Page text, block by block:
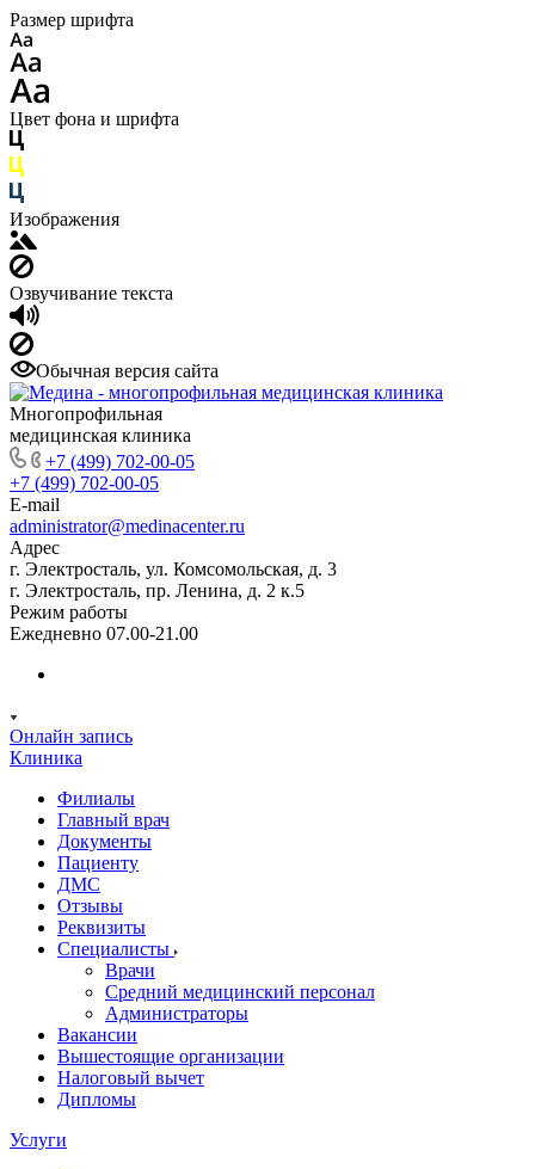
Размер шрифта
Цвет фона и шрифта
Изображения
Озвучивание текста
Обычная версия сайта
Многопрофильная
медицинская клиника
+7 (499) 702-00-05
+7 (499) 702-00-05
E-mail
administrator@medinacenter.ru
Адрес
г. Электросталь, ул. Комсомольская, д. 3
г. Электросталь, пр. Ленина, д. 2 к.5
Режим работы
Ежедневно 07.00-21.00
Онлайн запись
Клиника
Филиалы
Главный врач
Документы
Пациенту
ДМС
Отзывы
Реквизиты
Специалисты
Врачи
Средний медицинский персонал
Администраторы
Вакансии
Вышестоящие организации
Налоговый вычет
Дипломы
Услуги